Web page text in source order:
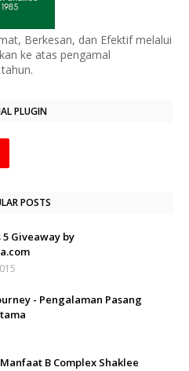
Berkesan, dan Efektif melalui
ke atas pengamal
PLUGIN
POSTS
Giveaway by
- Pengalaman Pasang
B Complex Shaklee